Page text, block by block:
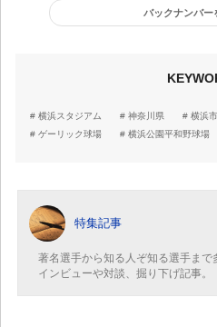
バックナンバー
横浜スタジアム 神奈川県 横浜市
ゲーリック球場
横浜公園平和野球場
特集記事
著名選手から知る人ぞ知る選手ま
インビューや対談、掘り下げ記事。